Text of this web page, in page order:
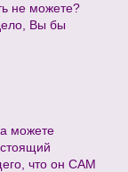
не можете?
Вы бы
можете
что он САМ